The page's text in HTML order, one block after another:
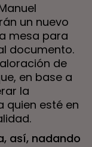
un nuevo
mesa para
documento.
de
en base a
la
quien esté en
así, nadando